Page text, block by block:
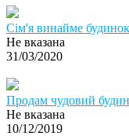
Сім'я винайме
Не вказана
31/03/2020
Продам чудовий
Не вказана
10/12/2019